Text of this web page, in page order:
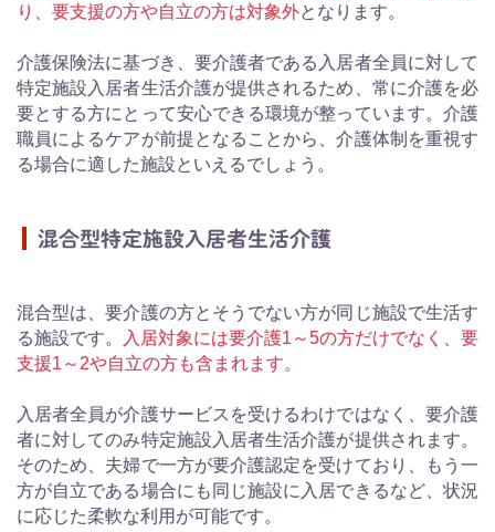
り、要支援の方や自立の方は対象外となります。
介護保険法に基づき、要介護者である入居者全員に対して
特定施設入居者生活介護が提供されるため、常に介護を必
要とする方にとって安心できる環境が整っています。介護
職員によるケアが前提となることから、介護体制を重視す
る場合に適した施設といえるでしょう。
混合型特定施設入居者生活介護
混合型は、要介護の方とそうでない方が同じ施設で生活す
る施設です。
入居対象には要介護1～5の方だけでなく、要
支援1～2や自立の方も含まれます。
入居者全員が介護サービスを受けるわけではなく、要介護
者に対してのみ特定施設入居者生活介護が提供されます。
そのため、夫婦で一方が要介護認定を受けており、もう一
方が自立である場合にも同じ施設に入居できるなど、状況
に応じた柔軟な利用が可能です。